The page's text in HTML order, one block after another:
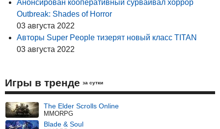
Анонсирован кооперативный сурвайвал хоррор
Outbreak: Shades of Horror
03 августа 2022
Авторы Super People тизерят новый класс TITAN
03 августа 2022
Игры в тренде за сутки
The Elder Scrolls Online
MMORPG
Blade & Soul